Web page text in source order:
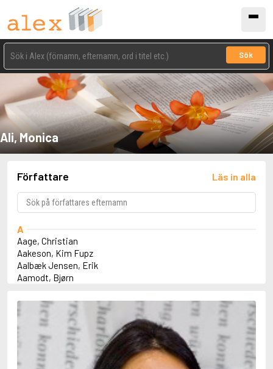
Sök
Ali, Monica
Författare Läs in alla
A
Aage, Christian
Aakeson, Kim Fupz
Aalbæk Jensen, Erik
Aamodt, Bjørn
Abbey, Kieran
Abbot, Anthony
Abbott, John
Abbott, Megan
Abdel-Fattah, Randa
Abdolah, Kader